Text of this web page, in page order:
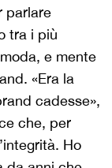
parlare
tra i più
e mente
«Era la
cadesse»,
che, per
Ho